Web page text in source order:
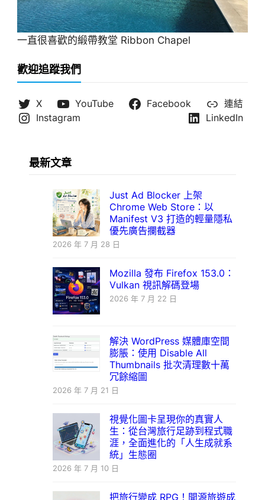
一直很喜歡的緞帶教堂 Ribbon Chapel
歡迎追蹤我們
X YouTube Facebook
連結
Instagram
LinkedIn
最新文章
Just Ad Blocker 上架
Chrome Web Store：以
Manifest V3 打造的輕量隱私
優先廣告攔截器
2026 年 7 月 28 日
Mozilla 發布 Firefox 153.0：
Vulkan 視訊解碼登場
2026 年 7 月 22 日
解決 WordPress 媒體庫空間
膨脹：使用 Disable All
Thumbnails 批次清理數十萬
冗餘縮圖
2026 年 7 月 21 日
視覺化圖卡呈現你的真實人
生：從台灣旅行足跡到程式職
涯，全面進化的「人生成就系
統」生態圈
2026 年 7 月 10 日
把旅行變成 RPG！開源旅遊成